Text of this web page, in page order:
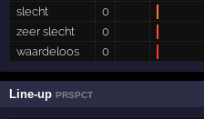
slecht
0
zeer slecht
0
waardeloos
0
Line-upPRSPCT